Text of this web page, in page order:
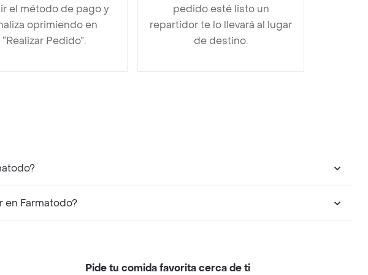
el método de pago y
oprimiendo en
“Realizar Pedido”.
pedido esté listo un
repartidor te lo llevará al lugar
de destino.
Farmatodo?
Pide tu comida favorita cerca de ti